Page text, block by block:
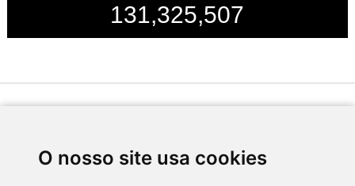
O nosso site usa cookies
131,325,507